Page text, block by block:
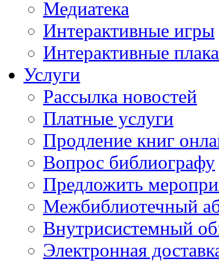
Медиатека
Интерактивные игры
Интерактивные
Услуги
Рассылка новостей
Платные услуги
Продление книг
Вопрос библиографу
Предложить
Межбиблиотечный
Внутрисистемный
Электронная